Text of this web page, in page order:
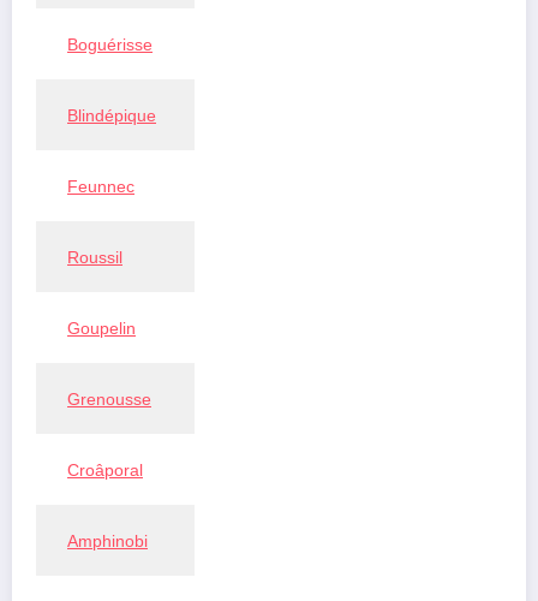
Boguérisse
Blindépique
Feunnec
Roussil
Goupelin
Grenousse
Croâporal
Amphinobi